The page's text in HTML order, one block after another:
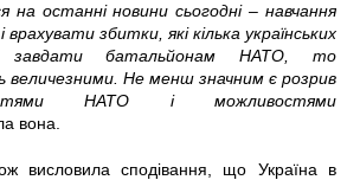
останні новини сьогодні – навчання
збитки, які кілька українських
завдати батальйонам НАТО, то
величезними. Не менш значним є розрив
НАТО і можливостями
вона.
висловила сподівання, що Україна в